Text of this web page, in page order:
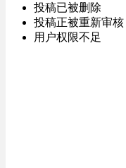
投稿已被删除
投稿正被重新审核
用户权限不足